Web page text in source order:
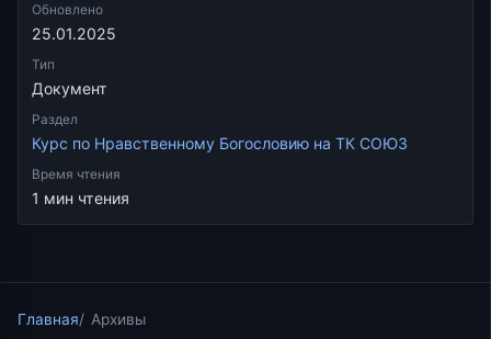
Обновлено
25.01.2025
Тип
Документ
Раздел
Курс по Нравственному Богословию на ТК СОЮЗ
Время чтения
1 мин чтения
Главная Архивы